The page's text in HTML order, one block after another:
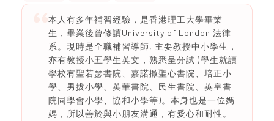
本人有多年補習經驗，是香港理工大學畢業
生，畢業後曾修讀University of London 法律
系。現時是全職補習導師, 主要教授中小學生，
亦有教授小五學生英文，熟悉呈分試 (學生就讀
學校有聖若瑟書院、嘉諾撒聖心書院、培正小
學、男拔小學、英華書院、民生書院、英皇書
院同學會小學、協和小學等)。本身也是一位媽
媽，所以善於與小朋友溝通，有愛心和耐性。